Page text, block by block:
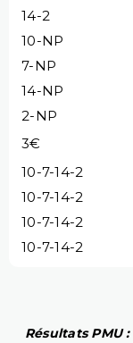
14-2
10-NP
7-NP
14-NP
2-NP
3€
10-7-14-2
10-7-14-2
10-7-14-2
10-7-14-2
Résultats PMU